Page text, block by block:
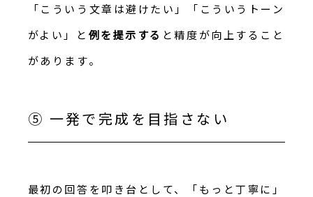
「こういう文章は避けたい」「こういうトーン
がよい」と 例を提示する と精度が向上すること
があります。
⑤ 一発で完成を目指さない
最初の回答を叩き台として、「もっと丁寧に」